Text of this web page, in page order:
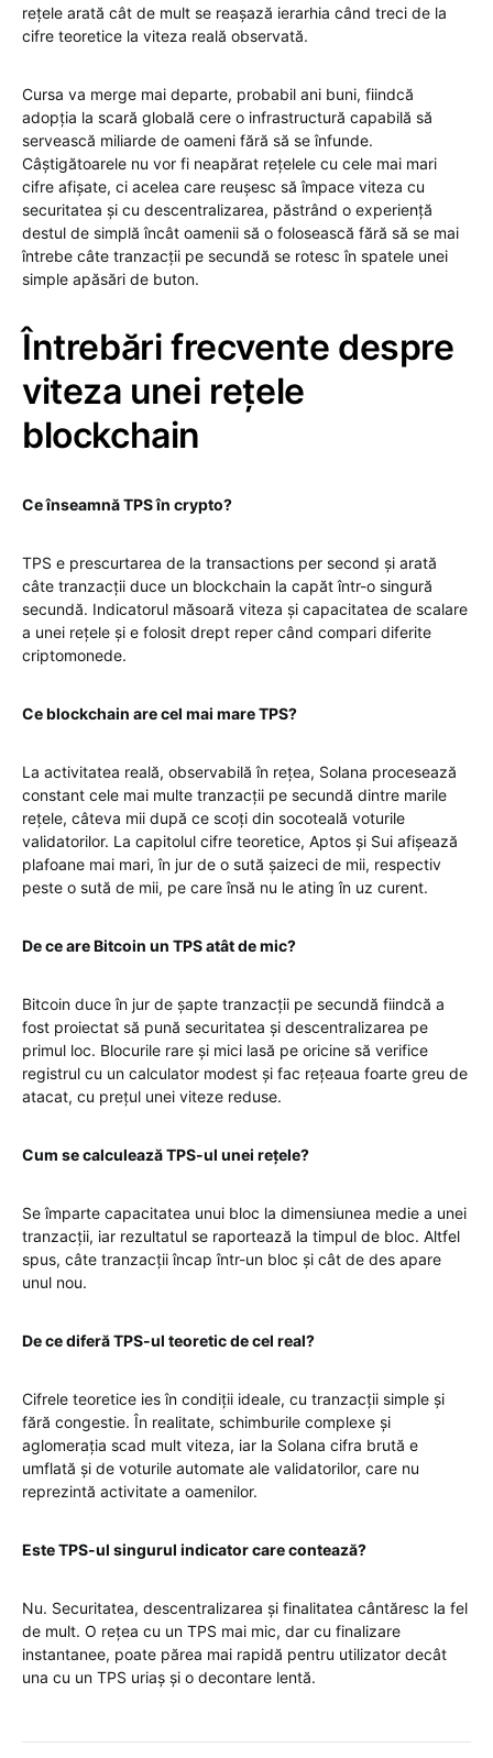
rețele arată cât de mult se reașază ierarhia când treci de la
cifre teoretice la viteza reală observată.
Cursa va merge mai departe, probabil ani buni, fiindcă
adopția la scară globală cere o infrastructură capabilă să
servească miliarde de oameni fără să se înfunde.
Câștigătoarele nu vor fi neapărat rețelele cu cele mai mari
cifre afișate, ci acelea care reușesc să împace viteza cu
securitatea și cu descentralizarea, păstrând o experiență
destul de simplă încât oamenii să o folosească fără să se mai
întrebe câte tranzacții pe secundă se rotesc în spatele unei
simple apăsări de buton.
Întrebări frecvente despre
viteza unei rețele
blockchain
Ce înseamnă TPS în crypto?
TPS e prescurtarea de la transactions per second și arată
câte tranzacții duce un blockchain la capăt într-o singură
secundă. Indicatorul măsoară viteza și capacitatea de scalare
a unei rețele și e folosit drept reper când compari diferite
criptomonede.
Ce blockchain are cel mai mare TPS?
La activitatea reală, observabilă în rețea, Solana procesează
constant cele mai multe tranzacții pe secundă dintre marile
rețele, câteva mii după ce scoți din socoteală voturile
validatorilor. La capitolul cifre teoretice, Aptos și Sui afișează
plafoane mai mari, în jur de o sută șaizeci de mii, respectiv
peste o sută de mii, pe care însă nu le ating în uz curent.
De ce are Bitcoin un TPS atât de mic?
Bitcoin duce în jur de șapte tranzacții pe secundă fiindcă a
fost proiectat să pună securitatea și descentralizarea pe
primul loc. Blocurile rare și mici lasă pe oricine să verifice
registrul cu un calculator modest și fac rețeaua foarte greu de
atacat, cu prețul unei viteze reduse.
Cum se calculează TPS-ul unei rețele?
Se împarte capacitatea unui bloc la dimensiunea medie a unei
tranzacții, iar rezultatul se raportează la timpul de bloc. Altfel
spus, câte tranzacții încap într-un bloc și cât de des apare
unul nou.
De ce diferă TPS-ul teoretic de cel real?
Cifrele teoretice ies în condiții ideale, cu tranzacții simple și
fără congestie. În realitate, schimburile complexe și
aglomerația scad mult viteza, iar la Solana cifra brută e
umflată și de voturile automate ale validatorilor, care nu
reprezintă activitate a oamenilor.
Este TPS-ul singurul indicator care contează?
Nu. Securitatea, descentralizarea și finalitatea cântăresc la fel
de mult. O rețea cu un TPS mai mic, dar cu finalizare
instantanee, poate părea mai rapidă pentru utilizator decât
una cu un TPS uriaș și o decontare lentă.